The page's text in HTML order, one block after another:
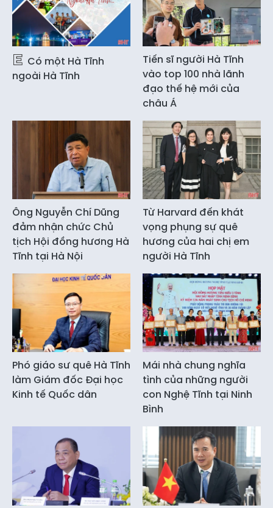
Có một Hà Tĩnh
ngoài Hà Tĩnh
Tiến sĩ người Hà Tĩnh
vào top 100 nhà lãnh
đạo thế hệ mới của
châu Á
Ông Nguyễn Chí Dũng
đảm nhận chức Chủ
tịch Hội đồng hương Hà
Tĩnh tại Hà Nội
Từ Harvard đến khát
vọng phụng sự quê
hương của hai chị em
người Hà Tĩnh
Phó giáo sư quê Hà Tĩnh
làm Giám đốc Đại học
Kinh tế Quốc dân
Mái nhà chung nghĩa
tình của những người
con Nghệ Tĩnh tại Ninh
Bình